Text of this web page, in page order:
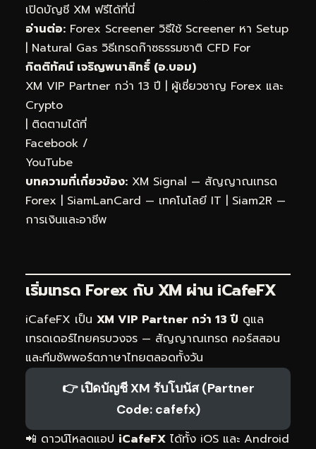
เปิดบัญชี XM ฟรีได้ที่นี่
อ่านต่อ: Forex Screener วิธีใช้ Screener หา Setup
| Natural Gas วิธีเทรดก๊าซธรรมชาติ CFD For
กิตติทัศน์ เจริญพนาสิทธิ์ (อ.บอม)
XM VIP Partner กว่า 13 ปี | ผู้เชี่ยวชาญ Forex และ
Crypto
| ติดตามได้ที่
Facebook /
YouTube
บทความที่เกี่ยวข้อง: XM Signal — สัญญาณเทรด
Forex | SiamLanCard — เทคโนโลยี IT | Siam2R —
การเงินและอาชีพ
เริ่มเทรด Forex กับ XM ผ่าน iCafeFX
iCafeFX เป็น XM VIP Partner กว่า 13 ปี ดูแล
เทรดเดอร์ไทยครบวงจร — สัญญาณเทรด คอร์สสอน
และทีมซัพพอร์ตภาษาไทยตลอดทั้งวัน
👉 เปิดบัญชี XM รับโบนัส (Partner
Code: cafefx)
📲 ดาวน์โหลดแอป iCafeFX ได้ทั้ง iOS และ Android